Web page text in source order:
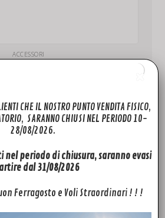
ACCESSORI
Drone Medium-Large
Aggiungi al carrello
CHE IL NOSTRO PUNTO VENDITA FISICO,
SARANNO CHIUSI NEL PERIODO 10-
28/08/2026.
periodo di chiusura, saranno evasi
dal 31/08/2026
Ferragosto e Voli Straordinari ! ! !